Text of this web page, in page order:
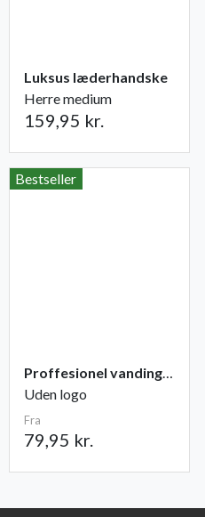
Luksus læderhandske
Herre medium
159,95 kr.
Bestseller
Proffesionel vandingspose 100 liter
Uden logo
Fra
79,95 kr.